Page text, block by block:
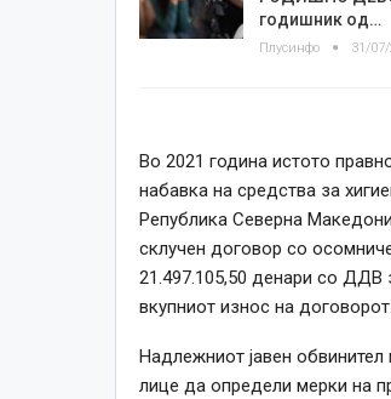
годишник од…
Плусинфо 31/
Во 2021 година истото
набавка на средства за
Република Северна
склучен договор со
21.497.105,50 денари со ДДВ
вкупниот износ на договорот.
Надлежниот јавен
лице да определи мерки на